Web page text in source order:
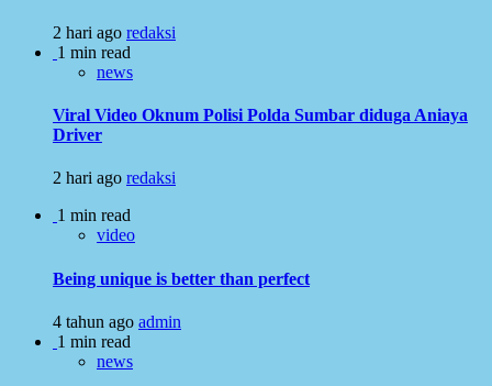
2 hari ago redaksi
1 min read
news
Viral Video Oknum Polisi Polda Sumbar diduga Aniaya
Driver
2 hari ago redaksi
1 min read
video
Being unique is better than perfect
4 tahun ago admin
1 min read
news